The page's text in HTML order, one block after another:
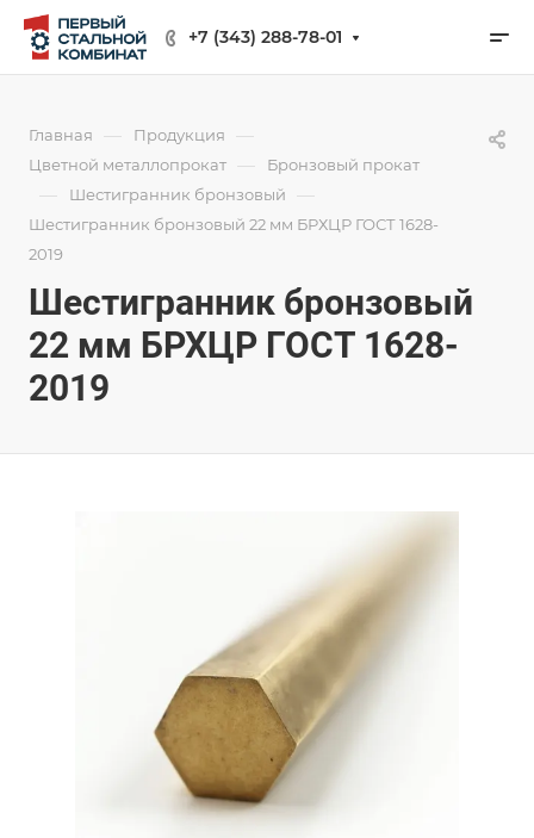
+7 (343) 288-78-01
Главная — Продукция —
Цветной металлопрокат — Бронзовый прокат
— Шестигранник бронзовый —
Шестигранник бронзовый 22 мм БРХЦР ГОСТ 1628-
2019
Шестигранник бронзовый
22 мм БРХЦР ГОСТ 1628-
2019